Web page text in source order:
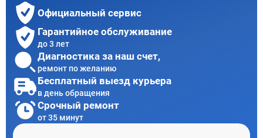
Официальный сервис
Гарантийное обслуживание
до 3 лет
Диагностика за наш счет,
ремонт по желанию
Бесплатный выезд курьера
в день обращения
Срочный ремонт
от 35 минут